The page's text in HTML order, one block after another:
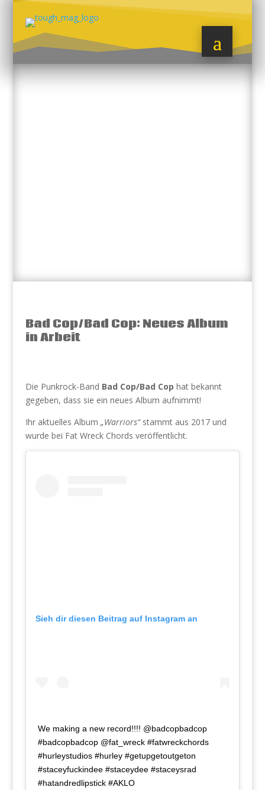
Bad Cop/Bad Cop: Neues Album
in Arbeit
Die Punkrock-Band Bad Cop/Bad Cop hat bekannt
gegeben, dass sie ein neues Album aufnimmt!
Ihr aktuelles Album „Warriors“stammt aus 2017 und
wurde bei Fat Wreck Chords veröffentlicht.
Sieh dir diesen Beitrag auf Instagram an
We making a new record!!!! @badcopbadcop
#badcopbadcop @fat_wreck #fatwreckchords
#hurleystudios #hurley #getupgetoutgeton
#staceyfuckindee #staceydee #staceysrad
#hatandredlipstick #AKLO